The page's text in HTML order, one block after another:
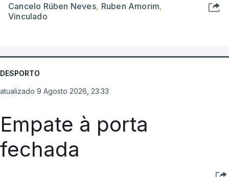
Cancelo Rúben Neves, Ruben Amorim,
Vinculado
DESPORTO
atualizado 9 Agosto 2026, 23:33
Empate à porta
fechada